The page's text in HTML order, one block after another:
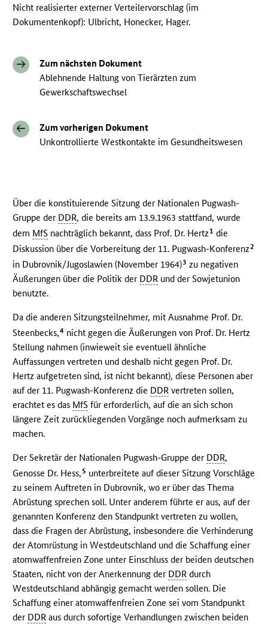
Nicht realisierter externer Verteilervorschlag (im
Dokumentenkopf): Ulbricht, Honecker, Hager.
Zum nächsten Dokument
Ablehnende Haltung von Tierärzten zum
Gewerkschaftswechsel
Zum vorherigen Dokument
Unkontrollierte Westkontakte im Gesundheitswesen
Über die konstituierende Sitzung der Nationalen Pugwash-
Gruppe der DDR, die bereits am 13.9.1963 stattfand, wurde
dem MfS nachträglich bekannt, dass Prof. Dr. Hertz1 die
Diskussion über die Vorbereitung der 11. Pugwash-Konferenz2
in Dubrovnik/Jugoslawien (November 1964)3 zu negativen
Äußerungen über die Politik der DDR und der Sowjetunion
benutzte.
Da die anderen Sitzungsteilnehmer, mit Ausnahme Prof. Dr.
Steenbecks,4 nicht gegen die Äußerungen von Prof. Dr. Hertz
Stellung nahmen (inwieweit sie eventuell ähnliche
Auffassungen vertreten und deshalb nicht gegen Prof. Dr.
Hertz aufgetreten sind, ist nicht bekannt), diese Personen aber
auf der 11. Pugwash-Konferenz die DDR vertreten sollen,
erachtet es das MfS für erforderlich, auf die an sich schon
längere Zeit zurückliegenden Vorgänge noch aufmerksam zu
machen.
Der Sekretär der Nationalen Pugwash-Gruppe der DDR,
Genosse Dr. Hess, 5 unterbreitete auf dieser Sitzung Vorschläge
zu seinem Auftreten in Dubrovnik, wo er über das Thema
Abrüstung sprechen soll. Unter anderem führte er aus, auf der
genannten Konferenz den Standpunkt vertreten zu wollen,
dass die Fragen der Abrüstung, insbesondere die Verhinderung
der Atomrüstung in Westdeutschland und die Schaffung einer
atomwaffenfreien Zone unter Einschluss der beiden deutschen
Staaten, nicht von der Anerkennung der DDR durch
Westdeutschland abhängig gemacht werden sollen. Die
Schaffung einer atomwaffenfreien Zone sei vom Standpunkt
der DDR aus durch sofortige Verhandlungen zwischen beiden